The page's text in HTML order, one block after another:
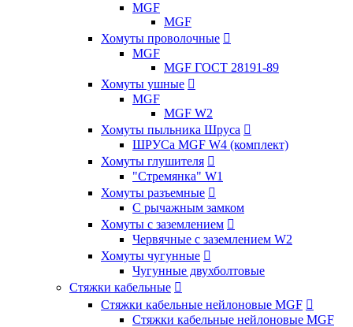
MGF
MGF
Хомуты проволочные 
MGF
MGF ГОСТ 28191-89
Хомуты ушные 
MGF
MGF W2
Хомуты пыльника Шруса 
ШРУСа MGF W4 (комплект)
Хомуты глушителя 
"Стремянка" W1
Хомуты разъемные 
С рычажным замком
Хомуты с заземлением 
Червячные с заземлением W2
Хомуты чугунные 
Чугунные двухболтовые
Стяжки кабельные 
Стяжки кабельные нейлоновые MGF 
Стяжки кабельные нейлоновые MGF